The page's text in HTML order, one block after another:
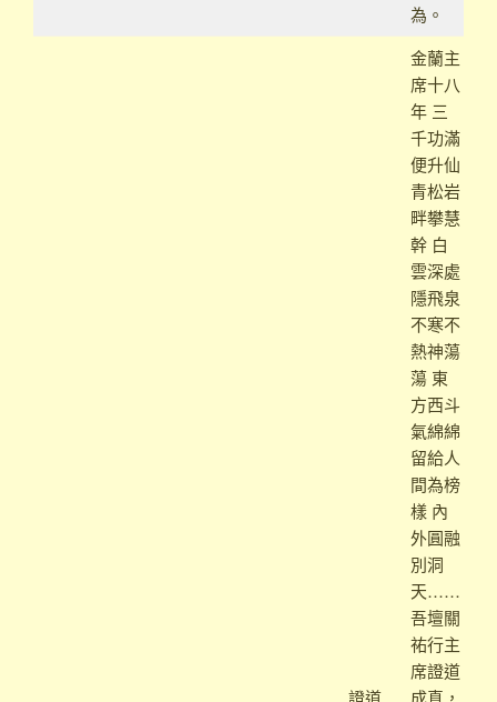
為。
證道
金蘭主
席十八
年 三
千功滿
便升仙
青松岩
畔攀慧
幹 白
雲深處
隱飛泉
不寒不
熱神蕩
蕩 東
方西斗
氣綿綿
留給人
間為榜
樣 內
外圓融
別洞
天……
吾壇關
祐行主
席證道
成真，